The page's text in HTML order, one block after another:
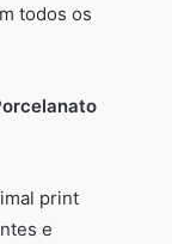
todos os
print
e